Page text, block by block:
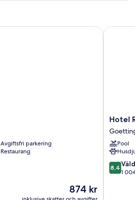
Avgiftsfri parkering
Restaurang
Priset
är
874 kr
Hotel
Hotel
Pool
8.4
av
8,4
1
Hotel